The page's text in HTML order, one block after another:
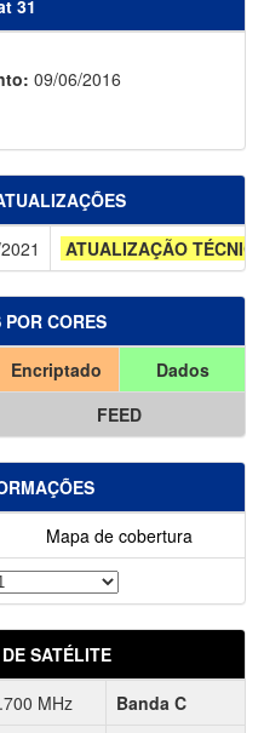
31
09/06/2016
ATUALIZAÇÃO
CORES
Encriptado
Dados
FEED
Mapa de cobertura
SATÉLITE
MHz
Banda C